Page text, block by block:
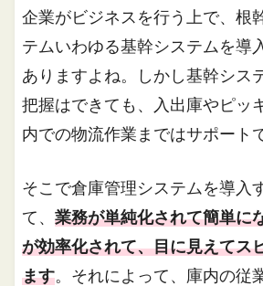
企業がビジネスを行う上で、根
テムいわゆる基幹システムを導
ありますよね。しかし基幹シス
把握はできても、入出庫やピッ
内での物流作業まではサポート
そこで倉庫管理システムを導入
て、業務が単純化されて簡単に
が効率化されて、目に見えてス
ます。それによって、庫内の従